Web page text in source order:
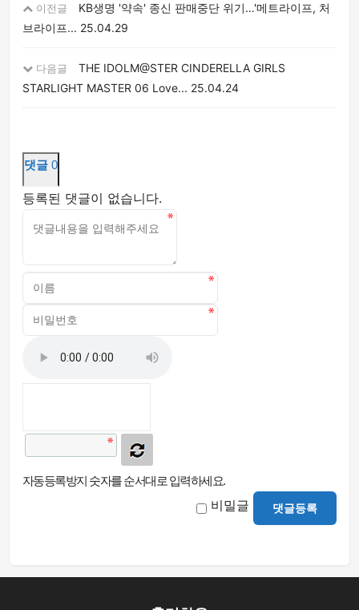
이전글
KB생명 '약속' 종신 판매중단 위기…'메트라이프, 처
브라이프... 25.04.29
다음글
THE IDOLM@STER CINDERELLA GIRLS
STARLIGHT MASTER 06 Love... 25.04.24
댓글 0
등록된 댓글이 없습니다.
자동등록방지 숫자를 순서대로 입력하세요.
비밀글 댓글등록